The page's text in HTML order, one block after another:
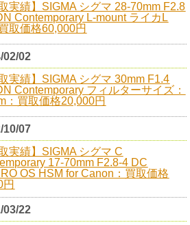
取実績】SIGMA シグマ 28-70mm F2.8
Contemporary L-mount ライカL
取価格60,000円
02/02
取実績】SIGMA シグマ 30mm F1.4
Contemporary フィルターサイズ：
：買取価格20,000円
10/07
取実績】SIGMA シグマ C
17-70mm F2.8-4 DC
OS HSM for Canon：買取価格
円
03/22